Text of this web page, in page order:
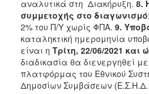
αναλυτικά στη Διακήρυξη. 8.
συμμετοχής στο διαγωνισμό
2% του Π/Υ χωρίς ΦΠΑ. 9.
καταληκτική ημερομηνία
είναι η Τρίτη, 22/06/2021 και
διαδικασία θα διενεργηθεί
πλατφόρμας του Εθνικού
Δημοσίων Συμβάσεων